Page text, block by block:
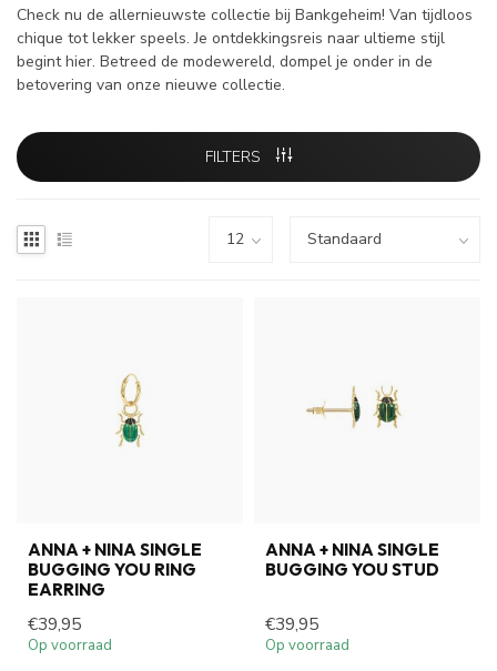
Check nu de allernieuwste collectie bij Bankgeheim! Van tijdloos
chique tot lekker speels. Je ontdekkingsreis naar ultieme stijl
begint hier. Betreed de modewereld, dompel je onder in de
betovering van onze nieuwe collectie.
FILTERS
ANNA + NINA SINGLE
BUGGING YOU RING
EARRING
€39,95
Op voorraad
ANNA + NINA SINGLE
BUGGING YOU STUD
€39,95
Op voorraad